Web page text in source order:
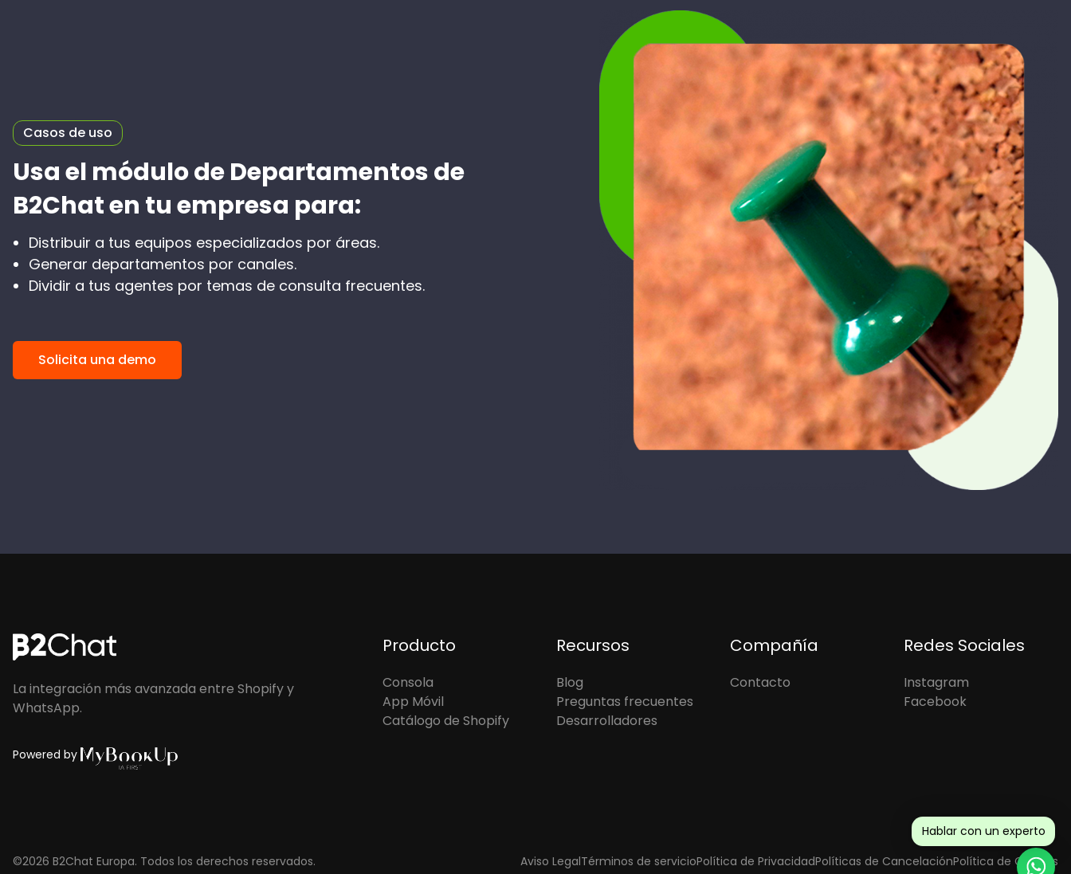
Casos de uso
Usa el módulo de Departamentos de
B2Chat en tu empresa para:
Distribuir a tus equipos especializados por áreas.
Generar departamentos por canales.
Dividir a tus agentes por temas de consulta frecuentes.
Solicita una demo
Hablar con un experto
La integración más avanzada entre Shopify y
WhatsApp.
Powered by
Producto
Consola
App Móvil
Catálogo de Shopify
Recursos
Blog
Preguntas frecuentes
Desarrolladores
Compañía
Contacto
Redes Sociales
Instagram
Facebook
©2026 B2Chat Europa. Todos los derechos reservados. Aviso LegalTérminos de servicioPolítica de PrivacidadPolíticas de CancelaciónPolítica de Cookies